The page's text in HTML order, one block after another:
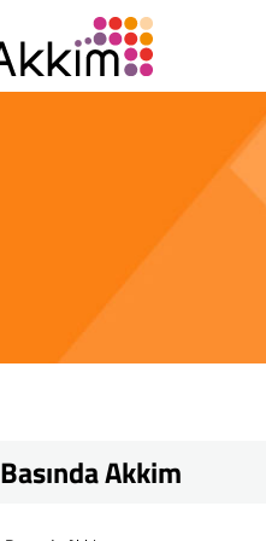
Basında Akkim